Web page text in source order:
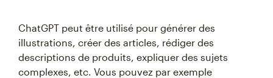
ChatGPT peut être utilisé pour générer des
illustrations, créer des articles, rédiger des
descriptions de produits, expliquer des sujets
complexes, etc. Vous pouvez par exemple